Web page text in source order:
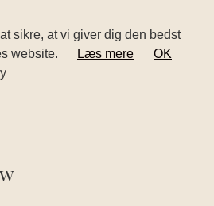
sikre, at vi giver dig den bedst
website.
Læs mere
OK